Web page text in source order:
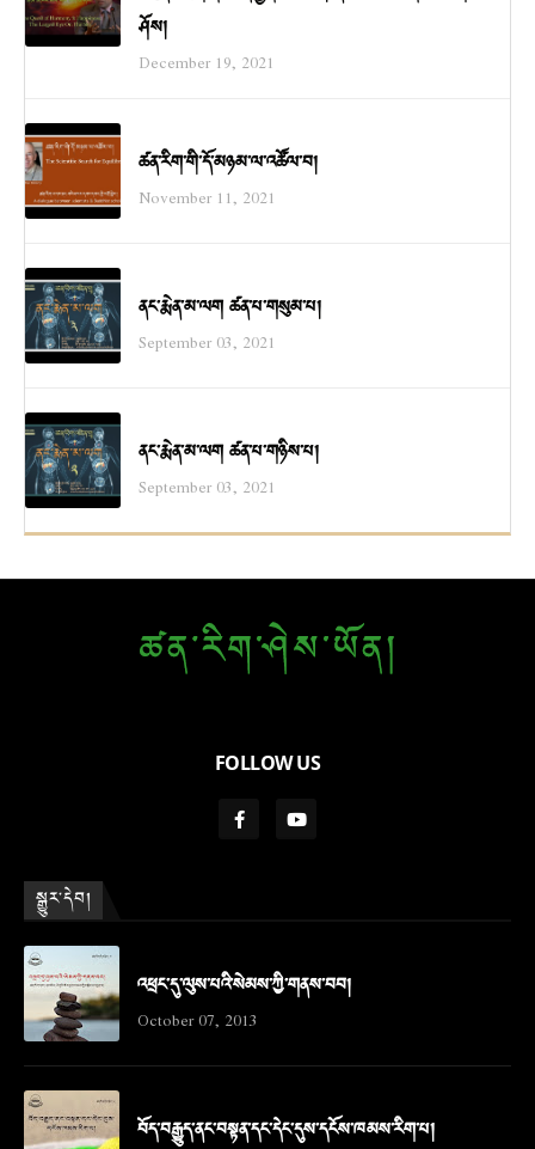
ཤོས།
December 19, 2021
ཚན་རིག་གི་དོ་མཉམ་ལ་འཚོལ་བ།
November 11, 2021
ནང་རྨེན་མ་ལག ཚན་པ་གསུམ་པ།
September 03, 2021
ནང་རྨེན་མ་ལག ཚན་པ་གཉིས་པ།
September 03, 2021
FOLLOW US
སྒྱུར་དེབ།
འཕྲང་དུ་ལུས་པའི་སེམས་ཀྱི་གནས་བབ།
October 07, 2013
བོད་བརྒྱུད་ནང་བསྟན་དང་དེང་དུས་དངོས་ཁམས་རིག་པ།